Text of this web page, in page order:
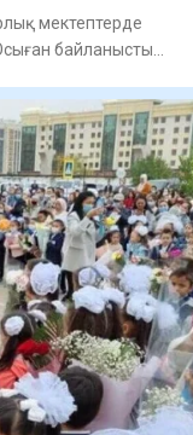
мектептерде
байланысты